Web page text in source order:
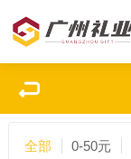
全部 0-50元